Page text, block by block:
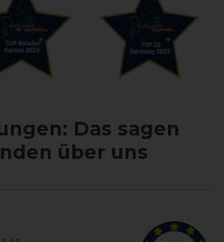
Das sagen
über uns